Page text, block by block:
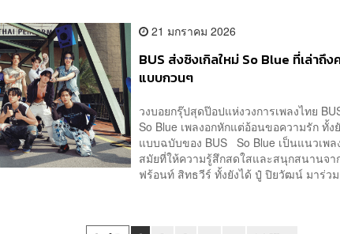
21 มกราคม 2026
BUS ส่งซิงเกิลใหม่ So Blue ที่เล่า
แบบกวนๆ
วงบอยกรุ๊ปสุดป๊อปแห่งวงการเพลงไทย
So Blue เพลงอกหักแต่อ้อนขอความรัก ทั้
แบบฉบับของ BUS So Blue เป็นแนวเพ
สมัยที่ให้ความรู้สึกสดใสและสนุกสนานจา
ฟร้อนท์ สิทธวีร์ ทั้งยังได้ ปู๋ ปิยวัฒน์ มาร่วม